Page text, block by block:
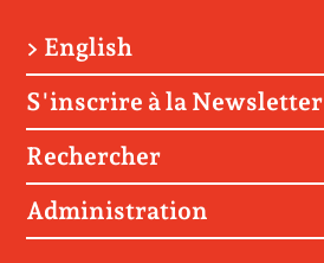
> English
S'inscrire à la Newsletter
Rechercher
Administration